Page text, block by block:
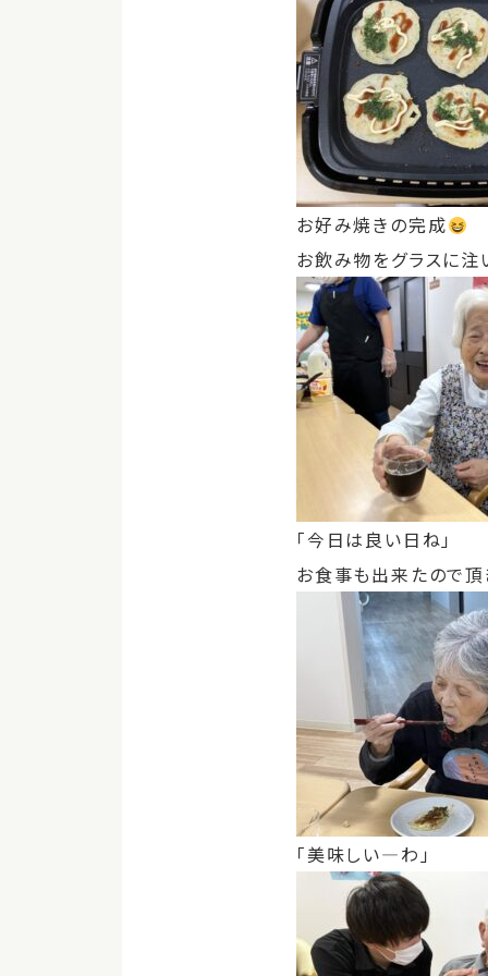
お好み焼きの完成
お飲み物をグラスに注
「今日は良い日ね」
お食事も出来たので頂
「美味しい―わ」